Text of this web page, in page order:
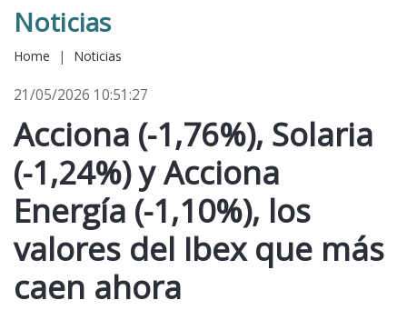
Noticias
Home | Noticias
21/05/2026 10:51:27
Acciona (-1,76%), Solaria
(-1,24%) y Acciona
Energía (-1,10%), los
valores del Ibex que más
caen ahora